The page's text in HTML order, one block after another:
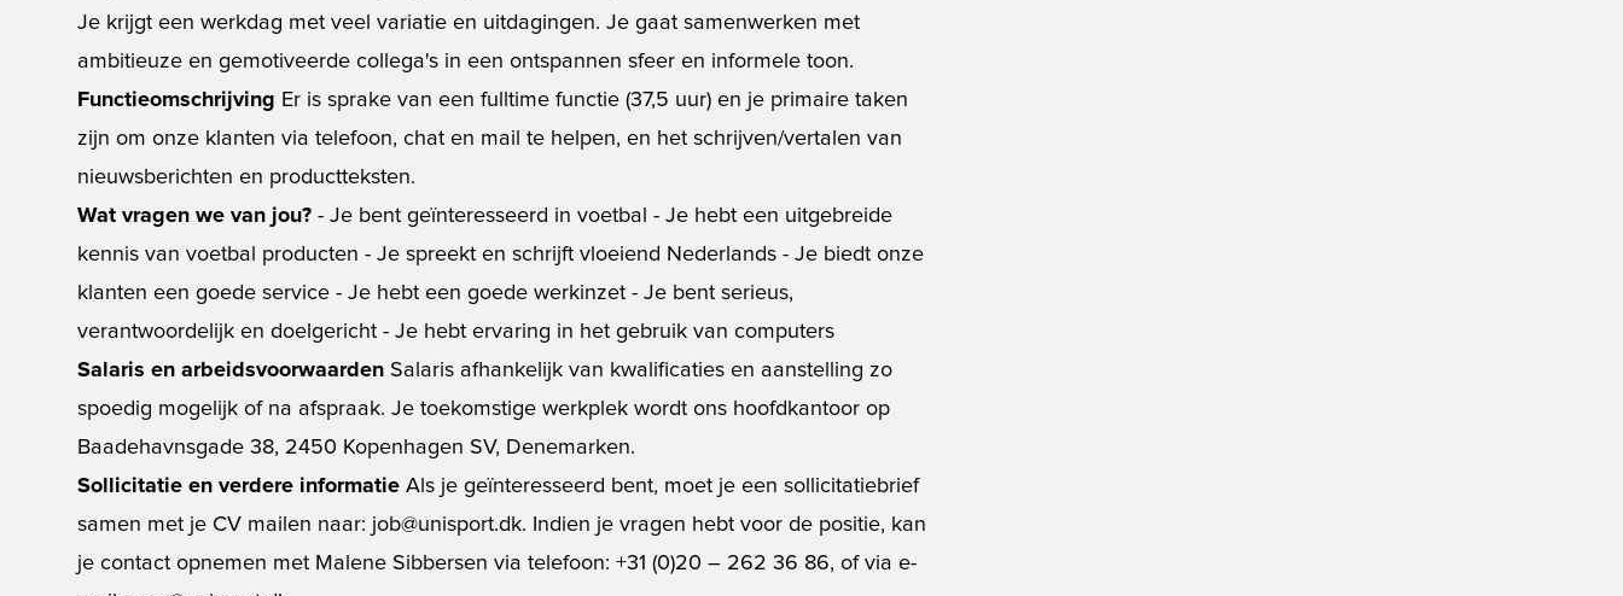
Je krijgt een werkdag met veel variatie en uitdagingen. Je gaat samenwerken met
ambitieuze en gemotiveerde collega's in een ontspannen sfeer en informele toon.
Functieomschrijving Er is sprake van een fulltime functie (37,5 uur) en je primaire taken
zijn om onze klanten via telefoon, chat en mail te helpen, en het schrijven/vertalen van
nieuwsberichten en productteksten.
Wat vragen we van jou? - Je bent geïnteresseerd in voetbal - Je hebt een uitgebreide
kennis van voetbal producten - Je spreekt en schrijft vloeiend Nederlands - Je biedt onze
klanten een goede service - Je hebt een goede werkinzet - Je bent serieus,
verantwoordelijk en doelgericht - Je hebt ervaring in het gebruik van computers
Salaris en arbeidsvoorwaarden Salaris afhankelijk van kwalificaties en aanstelling zo
spoedig mogelijk of na afspraak. Je toekomstige werkplek wordt ons hoofdkantoor op
Baadehavnsgade 38, 2450 Kopenhagen SV, Denemarken.
Sollicitatie en verdere informatie Als je geïnteresseerd bent, moet je een sollicitatiebrief
samen met je CV mailen naar: job@unisport.dk. Indien je vragen hebt voor de positie, kan
je contact opnemen met Malene Sibbersen via telefoon: +31 (0)20 – 262 36 86, of via e-